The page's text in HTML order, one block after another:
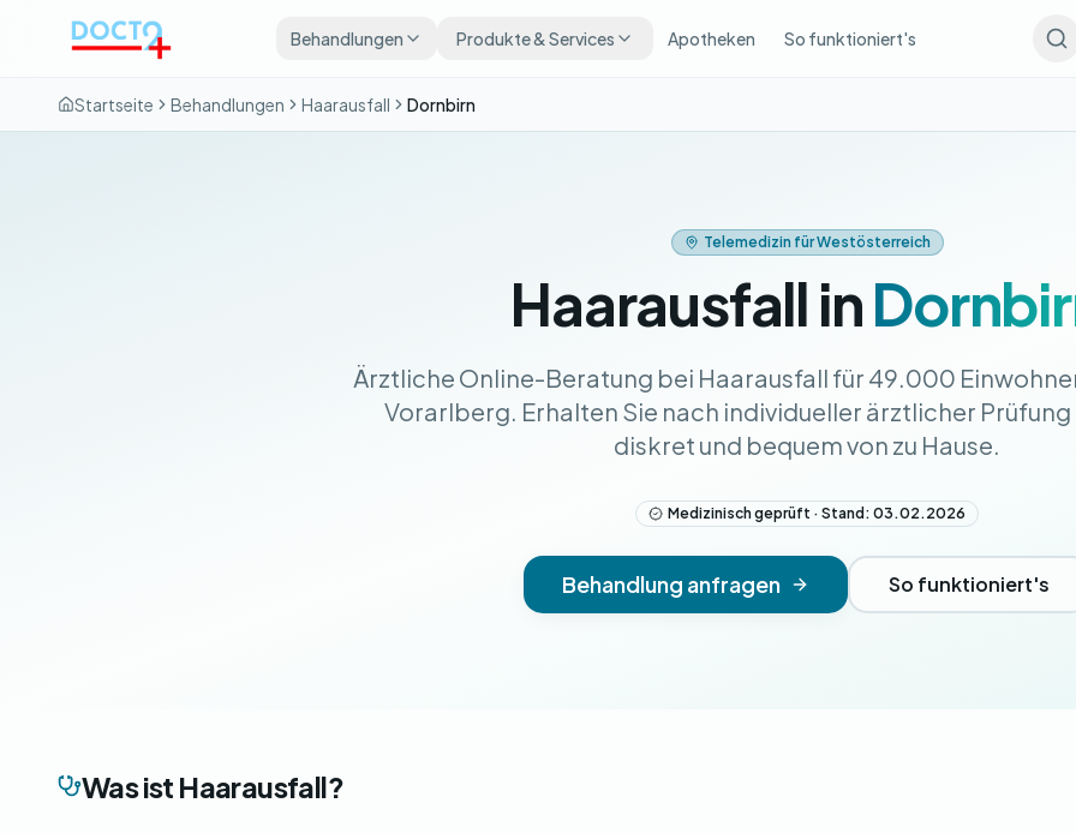
Behandlungen
Produkte & Services Apotheken So funktioniert's
Startseite Behandlungen Haarausfall Dornbirn
Telemedizin für Westösterreich
Haarausfall in
Ärztliche Online-Beratung bei Haarausfall für 49.000
Vorarlberg. Erhalten Sie nach individueller ärztlicher Prüfung
diskret und bequem von zu Hause.
Medizinisch geprüft · Stand: 03.02.2026
Behandlung anfragen So funktioniert's
Was ist Haarausfall?